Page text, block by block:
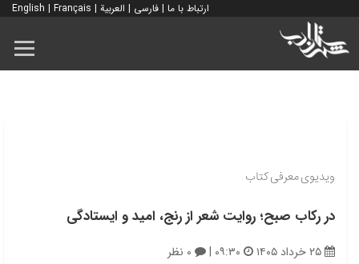
ارتباط با ما | فارسی | العربية |
English | Français
ویدیوی معرفی کتاب
در رکاب صبح؛ روایت شعر از رنج، امید و ایستادگی
۲۵ خرداد ۱۴۰۵ ۰۹:۳۰ | ۰ نظر